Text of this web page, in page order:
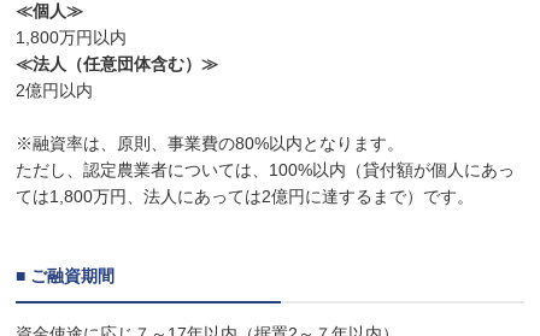
≪個人≫
1,800万円以内
≪法人（任意団体含む）≫
2億円以内
※融資率は、原則、事業費の80%以内となります。
ただし、認定農業者については、100%以内（貸付額が個人にあっ
ては1,800万円、法人にあっては2億円に達するまで）です。
■ ご融資期間